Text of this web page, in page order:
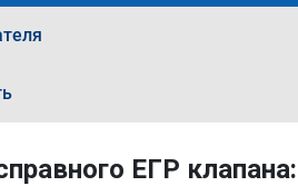
ЕГР клапана: